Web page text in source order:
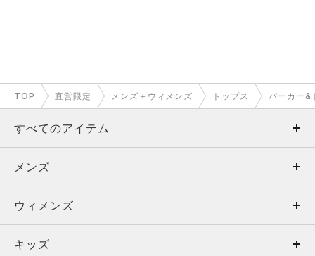
TOP 直営限定 メンズ＋ウィメンズ トップス パーカー&
すべてのアイテム
メンズ
ウィメンズ
キッズ
メンズ
トップス
ボトムス
ウィメンズ
トップス
キッズ